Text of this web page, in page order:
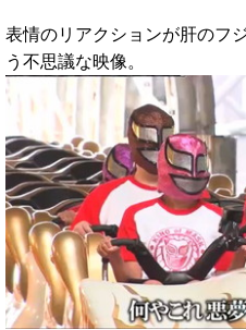
表情のリアクションが肝のフ
う不思議な映像。